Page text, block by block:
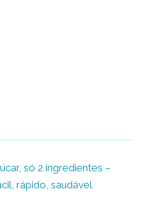
só 2 ingredientes –
rápido, saudável